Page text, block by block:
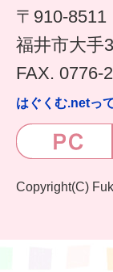
〒910-8511
福井市大手
FAX. 0776-
はぐくむ.netっ
Copyright(C)